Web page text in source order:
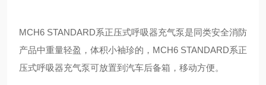
MCH6 STANDARD系正压式呼吸器充气泵是同类安全消防
产品中重量轻盈，体积小袖珍的，MCH6 STANDARD系正
压式呼吸器充气泵可放置到汽车后备箱，移动方便。